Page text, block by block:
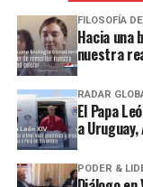
FILOSOFÍA
Hacia una
nuestra
RADAR
El Papa
a
PODER &